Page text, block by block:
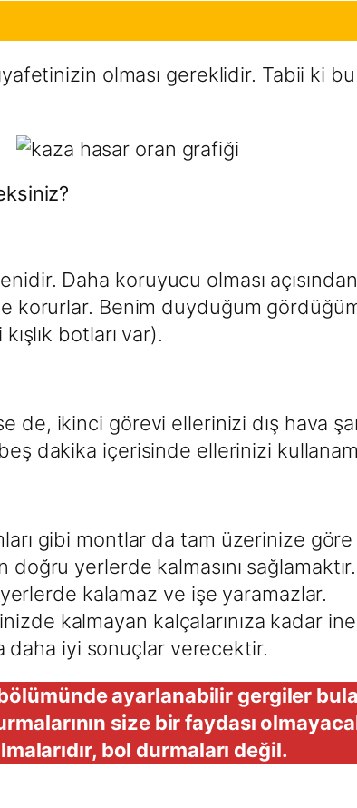
olması gereklidir. Tabii ki
Daha koruyucu olması
Benim duyduğum
botları var).
ikinci görevi ellerinizi dış hava
dakika içerisinde ellerinizi
gibi montlar da tam üzerinize
yerlerde kalmasını
kalamaz ve işe yaramazlar.
kalmayan kalçalarınıza kadar
daha iyi sonuçlar verecektir.
ayarlanabilir gergiler
size bir faydası
bol durmaları değil.